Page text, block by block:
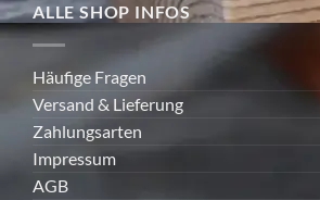
ALLE SHOP INFOS
Häufige Fragen
Versand & Lieferung
Zahlungsarten
Impressum
AGB